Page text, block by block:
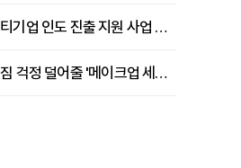
조프런티어, 국내 뷰티기업 인도 진출 지원 사업 추진
쏘내추럴, 휴가철 번짐 걱정 덜어줄 '메이크업 세팅 멀티 매직 실러' 제안